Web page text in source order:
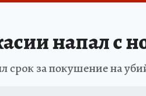
напал с
срок за покушение на